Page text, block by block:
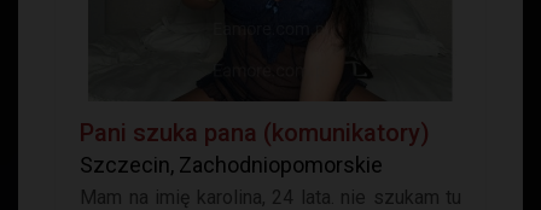
Pani szuka pana (komunikatory)
Szczecin, Zachodniopomorskie
Mam na imię karolina, 24 lata. nie szukam tu